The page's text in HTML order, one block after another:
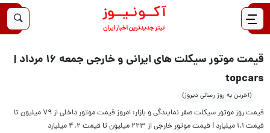
قیمت موتور سیکلت های ایرانی و خارجی جمعه 16 مرداد |
topcars
(آخرین به روز رسانی دیروز)
قیمت روز موتور سیکلت صفر نمایندگی و بازار: امروز قیمت موتور داخلی از 79 میلیون تا
قیمت 1.1 میلیارد | قیمت موتور خارجی از 223 میلیون تا قیمت 4.2 میلیارد